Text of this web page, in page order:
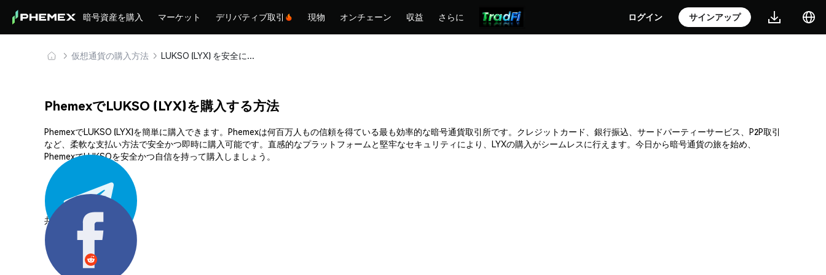
暗号資産を購入 マーケット デリバティブ取引 現物 オンチェーン 収益 さらに ログイン サインアップ
仮想通貨の購入方法 LUKSO (LYX) を安全に購入・保管
PhemexでLUKSO (LYX)を購入する方法
PhemexでLUKSO (LYX)を簡単に購入できます。Phemexは何百万人もの信頼を得ている最も効率的な暗号通貨取引所です。クレジットカード、銀行振込、サードパーティーサービス、P2P取引
など、柔軟な支払い方法で安全かつ即時に購入可能です。直感的なプラットフォームと堅牢なセキュリティにより、LYXの購入がシームレスに行えます。今日から暗号通貨の旅を始め、
PhemexでLUKSOを安全かつ自信を持って購入しましょう。
共有する: